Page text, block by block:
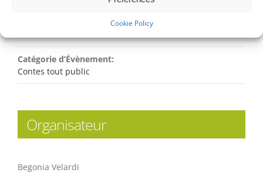
Cookie Policy
Catégorie d’Évènement:
Contes tout public
Organisateur
Begonia Velardi